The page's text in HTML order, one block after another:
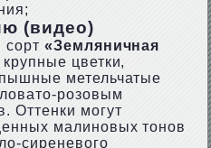
(видео)
сорт «Земляничная
цветки,
метельчатые
розовым
Оттенки могут
малиновых тонов
сиреневого